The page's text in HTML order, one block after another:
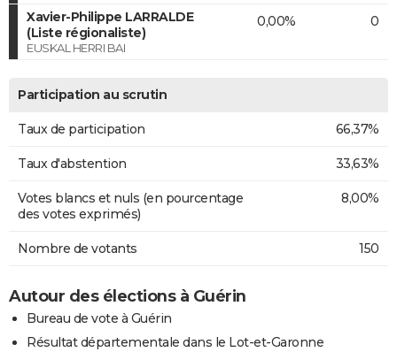
Xavier-Philippe LARRALDE
(Liste régionaliste)
EUSKAL HERRI BAI
0,00% 0
Participation au scrutin
Taux de participation 66,37%
Taux d'abstention 33,63%
Votes blancs et nuls (en pourcentage
des votes exprimés)
8,00%
Nombre de votants 150
Autour des élections à Guérin
Bureau de vote à Guérin
Résultat départementale dans le Lot-et-Garonne